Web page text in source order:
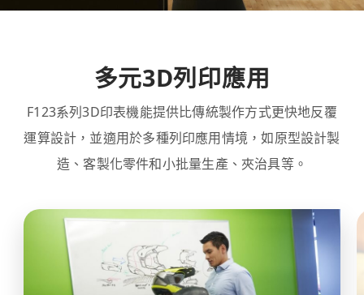
多元3D列印應用
F123系列3D印表機能提供比傳統製作方式更快地反覆
運算設計，並適用於多種列印應用情境，如原型設計製
造、客製化零件和小批量生產、夾治具等。